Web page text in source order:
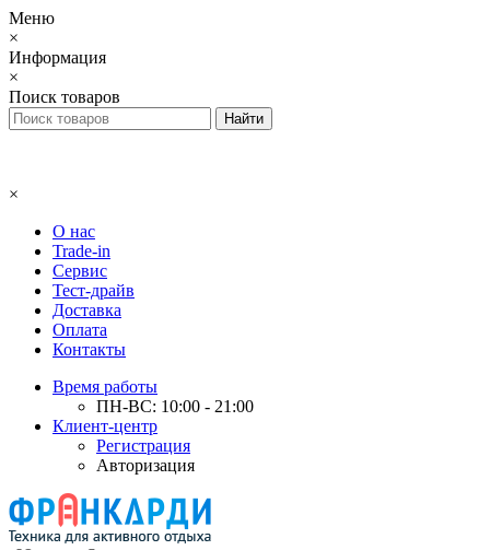
Меню
×
Информация
×
Поиск товаров
×
О нас
Trade-in
Сервис
Тест-драйв
Доставка
Оплата
Контакты
Время работы
ПН-ВС: 10:00 - 21:00
Клиент-центр
Регистрация
Авторизация